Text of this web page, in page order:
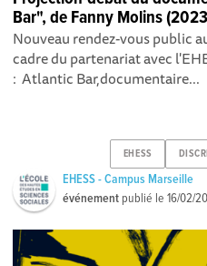
Bar", de Fanny Molins
Nouveau rendez-vous public
cadre du partenariat avec
: Atlantic Bar,documentaire...
EHESS
EHESS - Campus Marseille
événement publié le16/02/